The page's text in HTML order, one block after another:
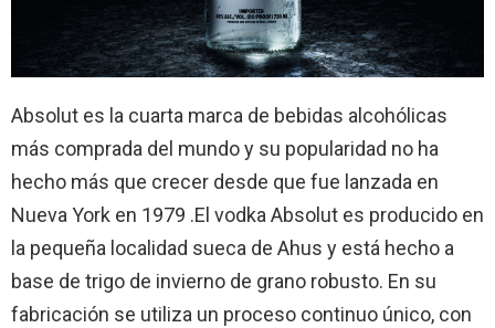
Absolut es la cuarta marca de bebidas alcohólicas
más comprada del mundo y su popularidad no ha
hecho más que crecer desde que fue lanzada en
Nueva York en 1979 .El vodka Absolut es producido en
la pequeña localidad sueca de Ahus y está hecho a
base de trigo de invierno de grano robusto. En su
fabricación se utiliza un proceso continuo único, con